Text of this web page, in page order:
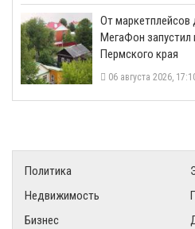
От
МегаФон запустил
Пермского края
06 августа 2026,
Политика
Недвижимость
Бизнес